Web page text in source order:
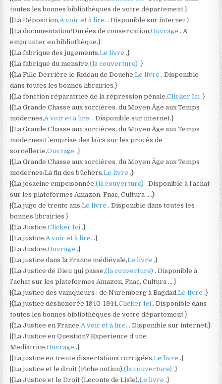
toutes les bonnes bibliothèques de votre département.}
|{La Déposition,A voir et à lire.. Disponible sur internet.}
|{La documentation/Durées de conservation,Ouvrage. A
emprunter en bibliothèque.}
|{La fabrique des jugements,Le livre.}
|{La fabrique du monstre,(la couverture).}
|{La Fille Derrière le Rideau de Douche,Le livre. Disponible
dans toutes les bonnes librairies.}
|{La fonction réparatrice de la répression pénale,Clicker Ici.}
|{La Grande Chasse aux sorcières, du Moyen Âge aux Temps
modernes,A voir et à lire.. Disponible sur internet.}
|{La Grande Chasse aux sorcières, du Moyen Âge aux Temps
modernes/L’emprise des laïcs sur les procès de
sorcellerie,Ouvrage.}
|{La Grande Chasse aux sorcières, du Moyen Âge aux Temps
modernes/La fin des bûchers,Le livre.}
|{La josacine empoisonnée,(la couverture). Disponible à l’achat
sur les plateformes Amazon, Fnac, Cultura ….}
|{La juge de trente ans,Le livre. Disponible dans toutes les
bonnes librairies.}
|{La Justice,Clicker Ici.}
|{La justice,A voir et à lire..}
|{La Justice,Ouvrage.}
|{La justice dans la France médiévale,Le livre.}
|{La Justice de Dieu qui passe,(la couverture). Disponible à
l’achat sur les plateformes Amazon, Fnac, Cultura ….}
|{La justice des vainqueurs : de Nuremberg à Bagdad,Le livre.}
|{La justice déshonorée 1940-1944,Clicker Ici. Disponible dans
toutes les bonnes bibliothèques de votre département.}
|{La Justice en France,A voir et à lire.. Disponible sur internet.}
|{La Justice en Question? Experience d’une
Mediatrice,Ouvrage.}
|{La justice en trente dissertations corrigées,Le livre.}
|{La justice et le droit (Fiche notion),(la couverture).}
|{La Justice et le Droit (Leconte de Lisle),Le livre.}